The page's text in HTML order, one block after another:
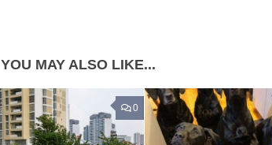
YOU MAY ALSO LIKE...
0